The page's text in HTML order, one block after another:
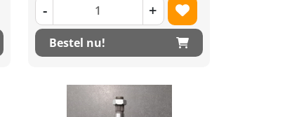
- +
Bestel nu!